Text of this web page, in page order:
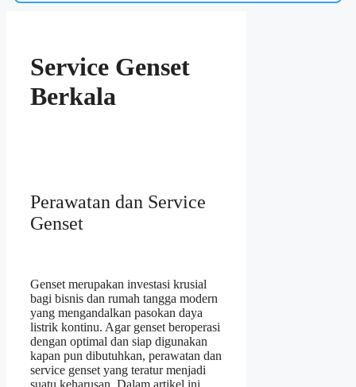
Service Genset
Berkala
Perawatan dan Service
Genset
Genset merupakan investasi krusial
bagi bisnis dan rumah tangga modern
yang mengandalkan pasokan daya
listrik kontinu. Agar genset beroperasi
dengan optimal dan siap digunakan
kapan pun dibutuhkan, perawatan dan
service genset yang teratur menjadi
suatu keharusan. Dalam artikel ini,